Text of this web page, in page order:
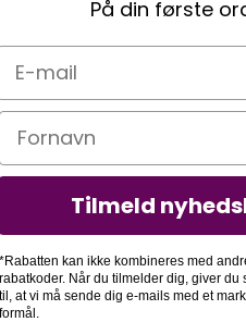
På din første
E-mail
Navn
Tilmeld
*Rabatten kan ikke kombineres med
rabatkoder. Når du tilmelder dig, giver du
til, at vi må sende dig e-mails med et
formål.